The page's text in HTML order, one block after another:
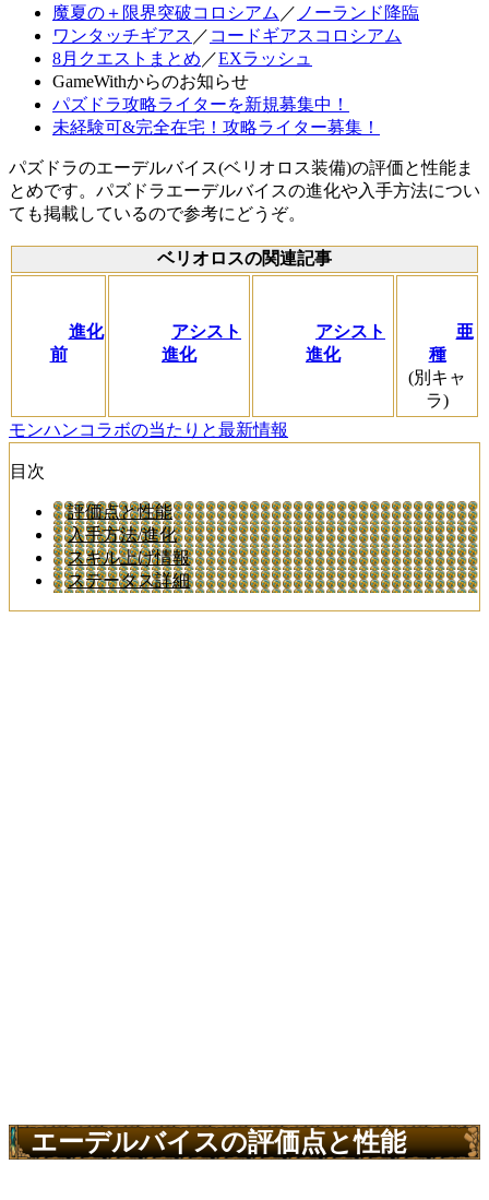
魔夏の＋限界突破コロシアム ／ ノーランド降臨
ワンタッチギアス ／ コードギアスコロシアム
8月クエストまとめ ／EXラッシュ
GameWithからのお知らせ
パズドラ攻略ライターを新規募集中！
未経験可&完全在宅！攻略ライター募集！
パズドラのエーデルバイス(ベリオロス装備)の評価と性能ま
とめです。パズドラエーデルバイスの進化や入手方法につい
ても掲載しているので参考にどうぞ。
ベリオロスの関連記事
進化
前
アシスト
進化
アシスト
進化
亜
種
(別キャ
ラ)
モンハンコラボの当たりと最新情報
目次
評価点と性能
入手方法/進化
スキル上げ情報
ステータス詳細
エーデルバイスの評価点と性能